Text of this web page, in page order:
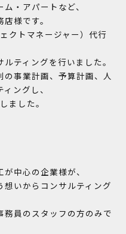
・アパートなど、
様です。
クトマネージャー）代行
ティングを行いました。
事業計画、予算計画、人
ングし、
ました。
中心の企業様が、
いからコンサルティング
員のスタッフの方のみで